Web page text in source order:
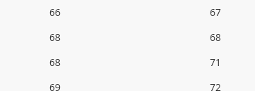
66
67
68
68
68
71
69 72